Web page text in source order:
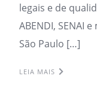
legais e de
ABENDI, SENAI
São Paulo […]
LEIA MAIS